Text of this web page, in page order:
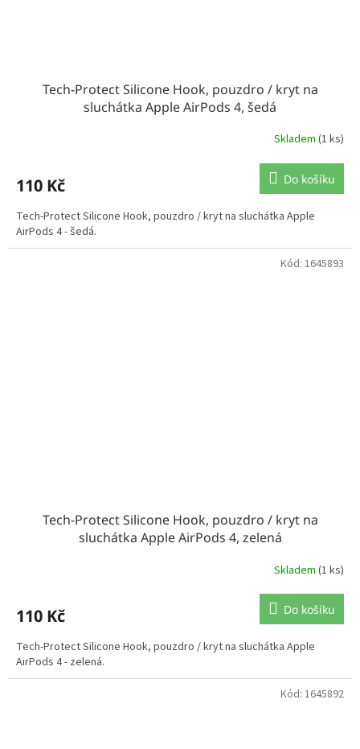
Tech-Protect Silicone Hook, pouzdro / kryt na
sluchátka Apple AirPods 4, šedá
Skladem (1 ks)
110 Kč Do košíku
Tech-Protect Silicone Hook, pouzdro / kryt na sluchátka Apple
AirPods 4 - šedá.
Tech-Protect Silicone Hook, pouzdro / kryt na
sluchátka Apple AirPods 4, zelená
Skladem (1 ks)
110 Kč Do košíku
Tech-Protect Silicone Hook, pouzdro / kryt na sluchátka Apple
AirPods 4 - zelená.
Kód: 1645893
Kód: 1645892